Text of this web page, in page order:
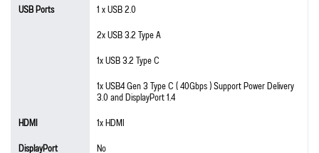
USB Ports
1 x USB 2.0
2x USB 3.2 Type A
1x USB 3.2 Type C
1x USB4 Gen 3 Type C ( 40Gbps ) Support Power Delivery
3.0 and DisplayPort 1.4
HDMI
1x HDMI
DisplayPort
No